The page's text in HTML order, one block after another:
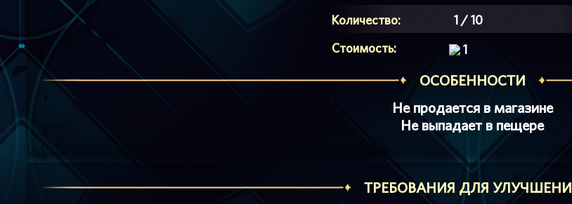
Количество:
1 / 10
Стоимость:
1
ОСОБЕННОСТИ
Не продается в магазине
Не выпадает в пещере
ТРЕБОВАНИЯ ДЛЯ